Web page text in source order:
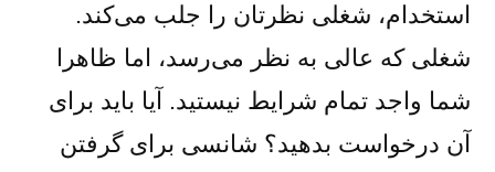
استخدام، شغلی نظرتان را جلب می‌کند.
شغلی که عالی به نظر می‌رسد، اما ظاهرا
شما واجد تمام شرایط نیستید. آیا باید برای
آن درخواست بدهید؟ شانسی برای گرفتن